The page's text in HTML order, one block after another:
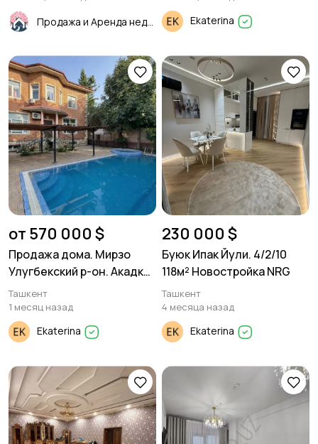
Ekaterina
от 570 000 $
Продажа дома. Мирзо
Улугбекский р-он. Акадкм
городок. 6 соток. 350м²
Ташкент
1 месяц назад
Ekaterina
230 000 $
Буюк Ипак Йули. 4/2/10
118м² Новостройка NRG
Ташкент
4 месяца назад
Ekaterina